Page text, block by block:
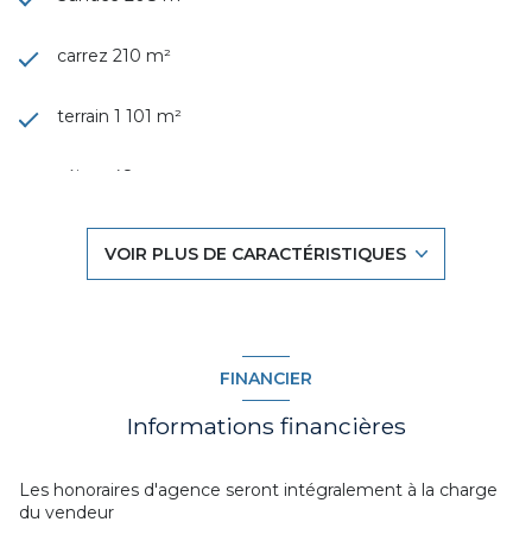
carrez 210 m²
terrain 1 101 m²
séjour 48 m²
cuisine américaine (équipée)
Chauffage central : au sol (pompe à chaleur)
VOIR PLUS DE CARACTÉRISTIQUES
FINANCIER
Informations financières
Les honoraires d'agence seront intégralement à la charge
du vendeur